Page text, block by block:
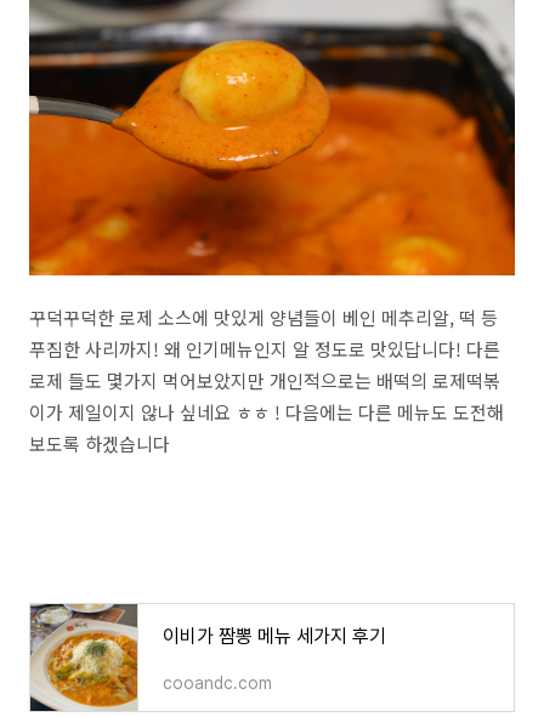
꾸덕꾸덕한 로제 소스에 맛있게 양념들이 베인 메추리알, 떡 등
푸짐한 사리까지! 왜 인기메뉴인지 알 정도로 맛있답니다! 다른
로제 들도 몇가지 먹어보았지만 개인적으로는 배떡의 로제떡볶
이가 제일이지 않나 싶네요 ㅎㅎ ! 다음에는 다른 메뉴도 도전해
보도록 하겠습니다
이비가 짬뽕 메뉴 세가지 후기
cooandc.com